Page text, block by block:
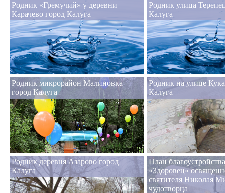
Родник «Гремучий» у деревни
Карачево город Калуга
Родник улица
Калуга
Родник микрорайон Малиновка
город Калуга
Родник на улице
Калуга
Родник деревня Азарово город
Калуга
План
«Здоровец»
святителя Николая
чудотворца